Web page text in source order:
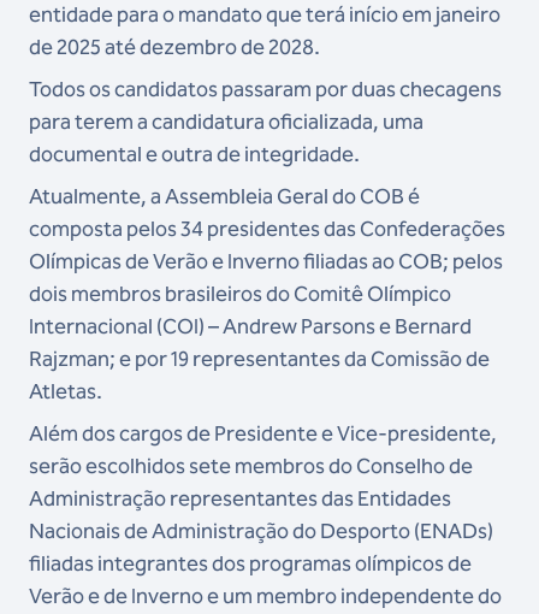
entidade para o mandato que terá início em janeiro
de 2025 até dezembro de 2028.
Todos os candidatos passaram por duas checagens
para terem a candidatura oficializada, uma
documental e outra de integridade.
Atualmente, a Assembleia Geral do COB é
composta pelos 34 presidentes das Confederações
Olímpicas de Verão e Inverno filiadas ao COB; pelos
dois membros brasileiros do Comitê Olímpico
Internacional (COI) – Andrew Parsons e Bernard
Rajzman; e por 19 representantes da Comissão de
Atletas.
Além dos cargos de Presidente e Vice-presidente,
serão escolhidos sete membros do Conselho de
Administração representantes das Entidades
Nacionais de Administração do Desporto (ENADs)
filiadas integrantes dos programas olímpicos de
Verão e de Inverno e um membro independente do